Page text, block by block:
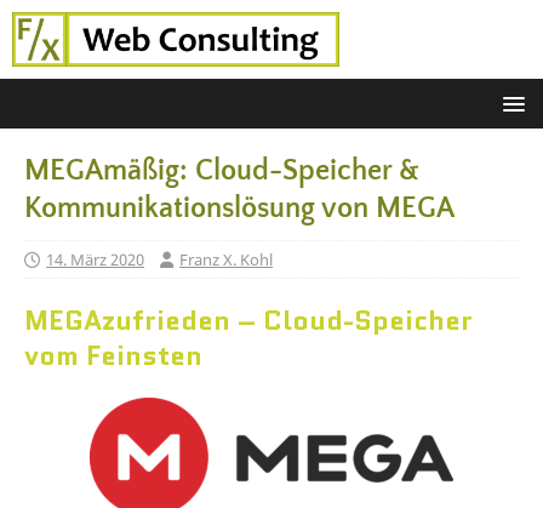
MEGAmäßig: Cloud-Speicher &
Kommunikationslösung von MEGA
14. März 2020 Franz X. Kohl
MEGAzufrieden – Cloud-Speicher
vom Feinsten